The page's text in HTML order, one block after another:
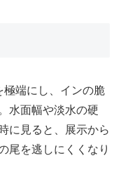
極端にし、インの脆
水面幅や淡水の硬
に見ると、展示から
尾を逃しにくくなり